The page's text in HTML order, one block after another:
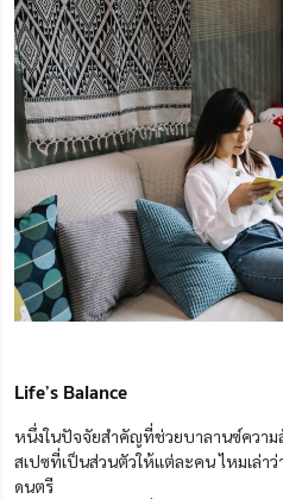
Life’s Balance
หนึ่งในปัจจัยสำคัญที่ช่วยบาลานซ์ความ
สเปซที่เป็นส่วนตัวให้แต่ละคน ไหมเล่
ดนตรี